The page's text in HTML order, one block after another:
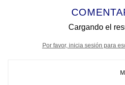
Cargando el
Por favor, inicia sesión para